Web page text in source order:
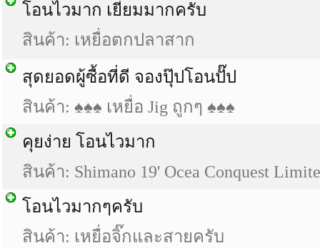
โอนไวมาก เยี่ยมมากครับ
สินค้า: เหยื่อตกปลาสาก
สุดยอดผู้ซื้อที่ดี จองปุ๊ปโอนปั๊ป
สินค้า: ♠♠♠ เหยื่อ Jig ถูกๆ ♠♠♠
คุยง่าย โอนไวมาก
สินค้า: Shimano 19' Ocea Conquest
โอนไวมากๆครับ
สินค้า: เหยื่อจิ๊กและสายครับ